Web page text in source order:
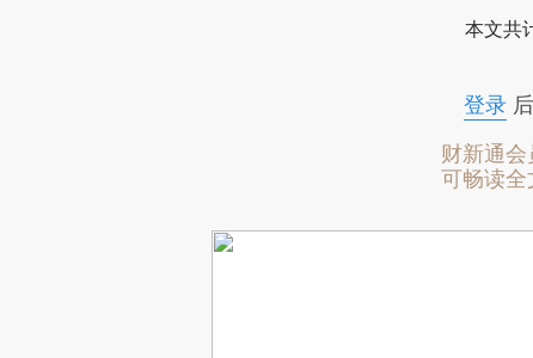
本文共
登录后
财新通会
可畅读全